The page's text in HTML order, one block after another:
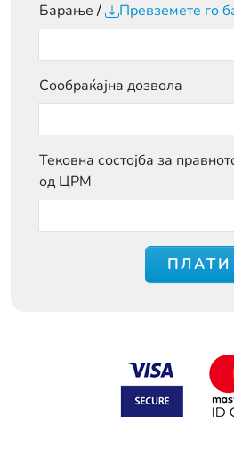
Барање Превземете го
Сообраќајна дозвола
Тековна состојба за
од ЦРМ
ПЛАТИ